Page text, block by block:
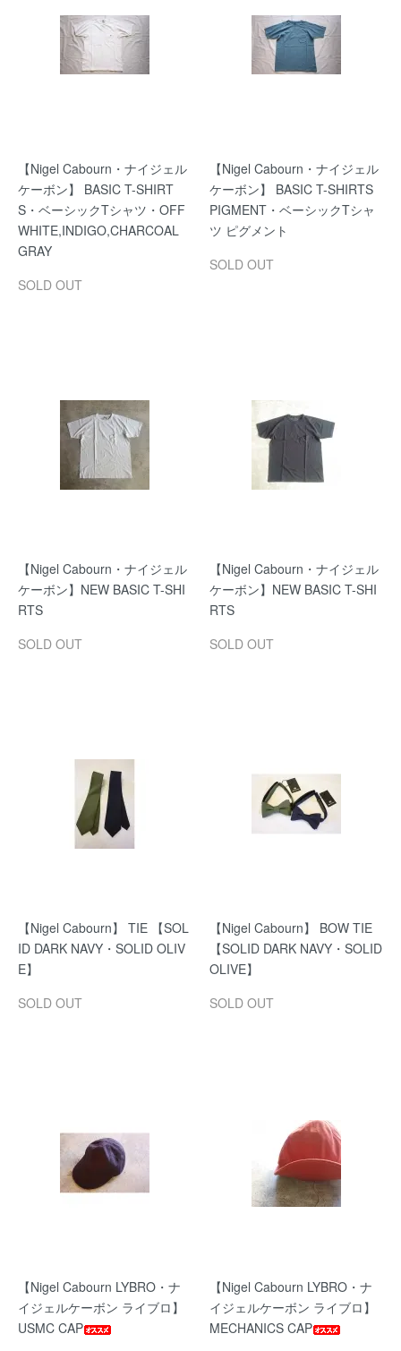
【Nigel Cabourn・ナイジェル
ケーボン】 BASIC T-SHIRT
S・ベーシックTシャツ・OFF
WHITE,INDIGO,CHARCOAL
GRAY
SOLD OUT
【Nigel Cabourn・ナイジェル
ケーボン】 BASIC T-SHIRTS
PIGMENT・ベーシックTシャ
ツ ピグメント
SOLD OUT
【Nigel Cabourn・ナイジェル
ケーボン】NEW BASIC T-SHI
RTS
SOLD OUT
【Nigel Cabourn・ナイジェル
ケーボン】NEW BASIC T-SHI
RTS
SOLD OUT
【Nigel Cabourn】 TIE 【SOL
ID DARK NAVY・SOLID OLIV
E】
SOLD OUT
【Nigel Cabourn】 BOW TIE
【SOLID DARK NAVY・SOLID
OLIVE】
SOLD OUT
【Nigel Cabourn LYBRO・ナ
イジェルケーボン ライブロ】
USMC CAP
【Nigel Cabourn LYBRO・ナ
イジェルケーボン ライブロ】
MECHANICS CAP